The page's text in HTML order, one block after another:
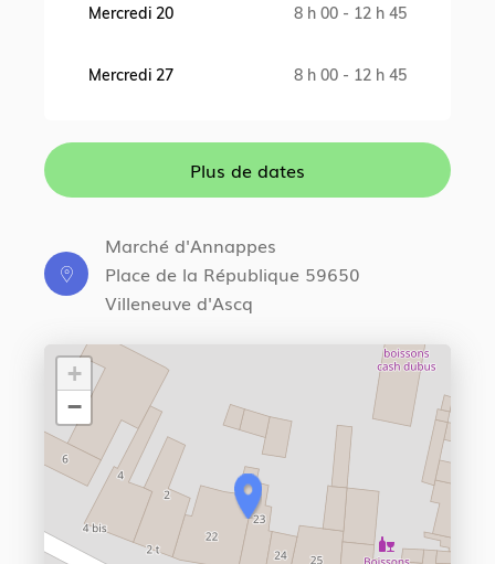
Mercredi 20 8 h 00 - 12 h 45
Mercredi 27 8 h 00 - 12 h 45
Plus de dates
Marché d'Annappes
Place de la République 59650
Villeneuve d'Ascq
+
−